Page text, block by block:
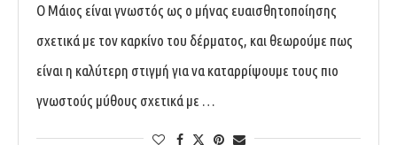
Ο Μάιος είναι γνωστός ως ο μήνας ευαισθητοποίησης
σχετικά με τον καρκίνο του δέρματος, και θεωρούμε πως
είναι η καλύτερη στιγμή για να καταρρίψουμε τους πιο
γνωστούς μύθους σχετικά με …